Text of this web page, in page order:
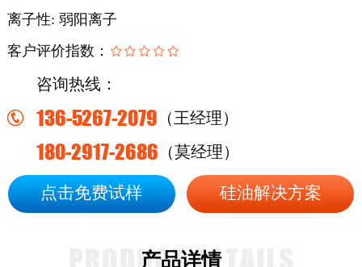
离子性: 弱阳离子
客户评价指数：
咨询热线：
136-5267-2079 （王经理）
180-2917-2686 （莫经理）
点击免费试样 硅油解决方案
产品详情